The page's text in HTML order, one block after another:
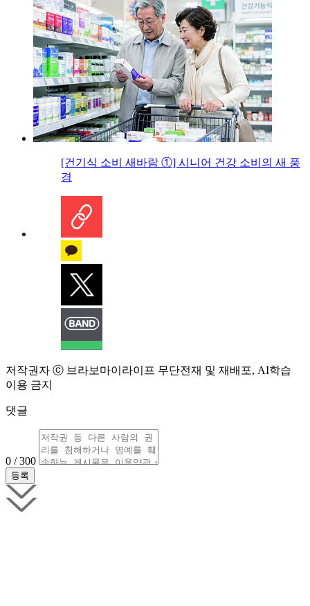
[건기식 소비 새바람 ①] 시니어 건강 소비의 새 풍
경
저작권자 ⓒ 브라보마이라이프 무단전재 및 재배포, AI학습
이용 금지
댓글
0 / 300